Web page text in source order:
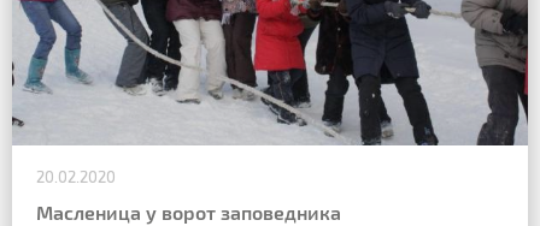
20.02.2020
Масленица у ворот заповедника